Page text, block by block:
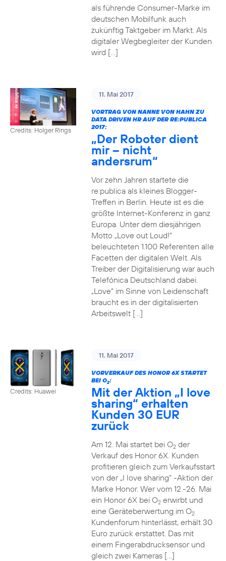
als führende Consumer-Marke im
deutschen Mobilfunk auch
zukünftig Taktgeber im Markt. Als
digitaler Wegbegleiter der Kunden
wird […]
Credits: Holger Rings
11. Mai 2017
VORTRAG VON NANNE VON HAHN ZU
DATA DRIVEN HR AUF DER RE:PUBLICA
2017:
„Der Roboter dient
mir – nicht
andersrum“
Vor zehn Jahren startete die
re:publica als kleines Blogger-
Treffen in Berlin. Heute ist es die
größte Internet-Konferenz in ganz
Europa. Unter dem diesjährigen
Motto „Love out Loud!“
beleuchteten 1.100 Referenten alle
Facetten der digitalen Welt. Als
Treiber der Digitalisierung war auch
Telefónica Deutschland dabei.
„Love“ im Sinne von Leidenschaft
braucht es in der digitalisierten
Arbeitswelt […]
Credits: Huawei
11. Mai 2017
VORVERKAUF DES HONOR 6X STARTET
BEI O2:
Mit der Aktion „I love
sharing“ erhalten
Kunden 30 EUR
zurück
Am 12. Mai startet bei O2der
Verkauf des Honor 6X. Kunden
profitieren gleich zum Verkaufsstart
von der „I love sharing“ -Aktion der
Marke Honor. Wer vom 12.-26. Mai
ein Honor 6X bei O2erwirbt und
eine Geräteberwertung im O2
Kundenforum hinterlässt, erhält 30
Euro zurück erstattet. Das mit
einem Fingerabdrucksensor und
gleich zwei Kameras […]